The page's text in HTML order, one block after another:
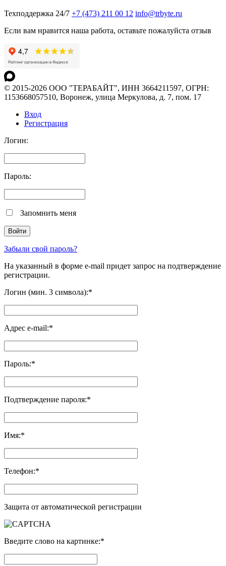
Техподдержка 24/7 +7 (473) 211 00 12 info@trbyte.ru
Если вам нравится наша работа, оставьте пожалуйста отзыв
© 2015-2026 ООО "ТЕРАБАЙТ", ИНН 3664211597, ОГРН:
1153668057510, Воронеж, улица Меркулова, д. 7, пом. 17
Вход
Регистрация
Логин:
Пароль:
Запомнить меня
Забыли свой пароль?
На указанный в форме e-mail придет запрос на подтверждение
регистрации.
Логин (мин. 3 символа):*
Адрес e-mail:*
Пароль:*
Подтверждение пароля:*
Имя:*
Телефон:*
Защита от автоматической регистрации
Введите слово на картинке:*